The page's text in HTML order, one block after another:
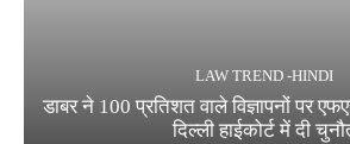
LAW TREND -HINDI
डाबर ने 100 प्रतिशत वाले विज्ञापनों पर
दिल्ली हाईकोर्ट में दी